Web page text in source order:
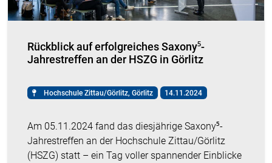
Rückblick auf erfolgreiches Saxony⁵-
Jahrestreffen an der HSZG in Görlitz
Hochschule Zittau/Görlitz, Görlitz 14.11.2024
Am 05.11.2024 fand das diesjährige Saxony⁵-
Jahrestreffen an der Hochschule Zittau/Görlitz
(HSZG) statt – ein Tag voller spannender Einblicke